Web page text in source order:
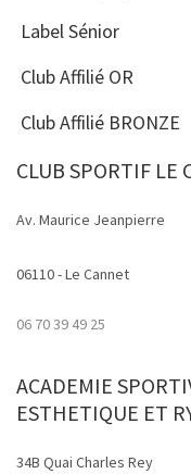
Label Sénior
Club Affilié OR
Club Affilié BRONZE
CLUB SPORTIF LE
Av. Maurice Jeanpierre
06110 - Le Cannet
06 70 39 49 25
ACADEMIE
ESTHETIQUE ET
34B Quai Charles Rey